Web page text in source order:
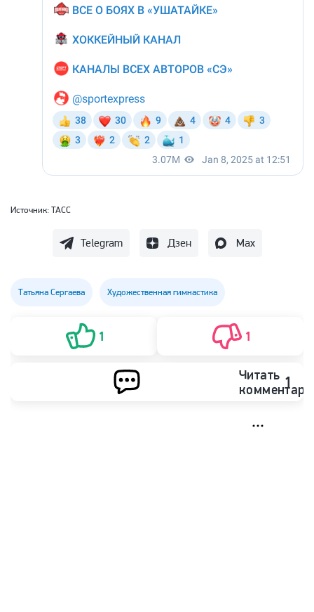
Источник: ТАСС
Telegram Дзен Max
Татьяна Сергаева Художественная гимнастика
1 1
Читать 1